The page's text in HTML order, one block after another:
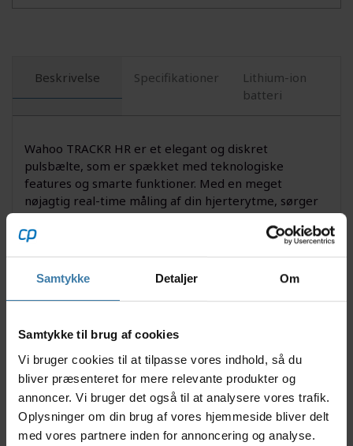
Samtykke Detaljer Om
Samtykke til brug af cookies
Vi bruger cookies til at tilpasse vores indhold, så du
bliver præsenteret for mere relevante produkter og
annoncer. Vi bruger det også til at analysere vores trafik.
Oplysninger om din brug af vores hjemmeside bliver delt
med vores partnere inden for annoncering og analyse.
Beskrivelse Specifikationer
Lithium-ion
batteri
Wahoo TRACKR HR er et elegant og diskret
pulsbælte, som er spækket med teknologiske
features og smarte funktioner. Med en meget
nøjagtig real-time måling af din hjerterytme, sørger
TRACKR HR for at give dig præcise data for at du har
bedre mulighed for at forbedre din træning og
TRACKR HR pulsmåler er udstyret med et
genopladeligt batteri med over 100 timers levetid
Wahoo udstyr - hvad end det er til en længere
Wahoo TRACKR HR er kompatibel med ANT+ og
Bluetooth forbindelse, hvilket gør den virkelig nem at
tilkoble og anvende sammen med de mest populærer
trænings-apps og træningsudstyr.